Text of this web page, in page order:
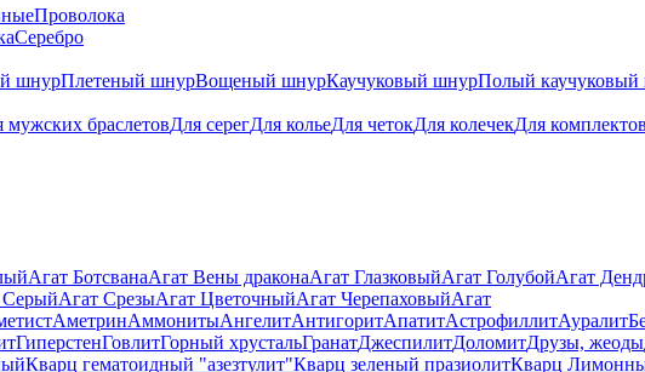
Проволока
Серебро
шнурПлетеный шнурВощеный шнурКаучуковый шнурПолый
мужских браслетовДля серегДля кольеДля четокДля колечекДля
Агат БотсванаАгат Вены драконаАгат ГлазковыйАгат ГолубойАгат
СерыйАгат СрезыАгат ЦветочныйАгат ЧерепаховыйАгат
АметринАммонитыАнгелитАнтигоритАпатитАстрофиллитАуралит
ГиперстенГовлитГорный хрустальГранатДжеспилитДоломитДрузы, жеоды
Кварц гематоидный "азезтулит"Кварц зеленый празиолитКварц